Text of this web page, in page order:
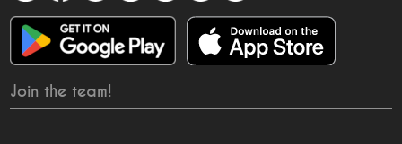
Join the team!